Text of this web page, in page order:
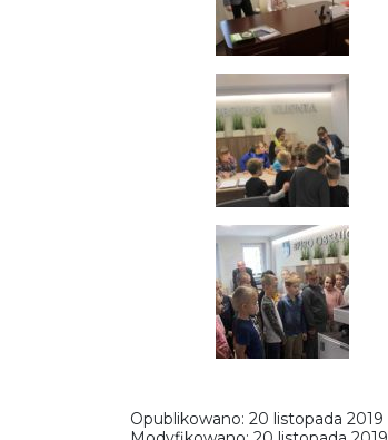
Opublikowano: 20 listopada 2019